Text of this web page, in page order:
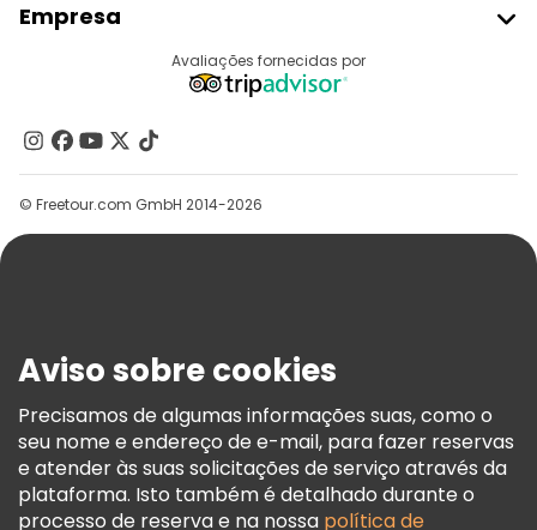
Registo Do Fornecedor
Programa De Afiliados
Empresa
Contacte-Nos
Grupos
Ajuda
Termos E Informações Legais
Política De Cookies
Freetour Prémios
Programa De Fidelidade
Avaliações fornecidas por
© Freetour.com GmbH 2014-2026
Aviso sobre cookies
Precisamos de algumas informações suas, como o
seu nome e endereço de e-mail, para fazer reservas
e atender às suas solicitações de serviço através da
plataforma. Isto também é detalhado durante o
processo de reserva e na nossa política de